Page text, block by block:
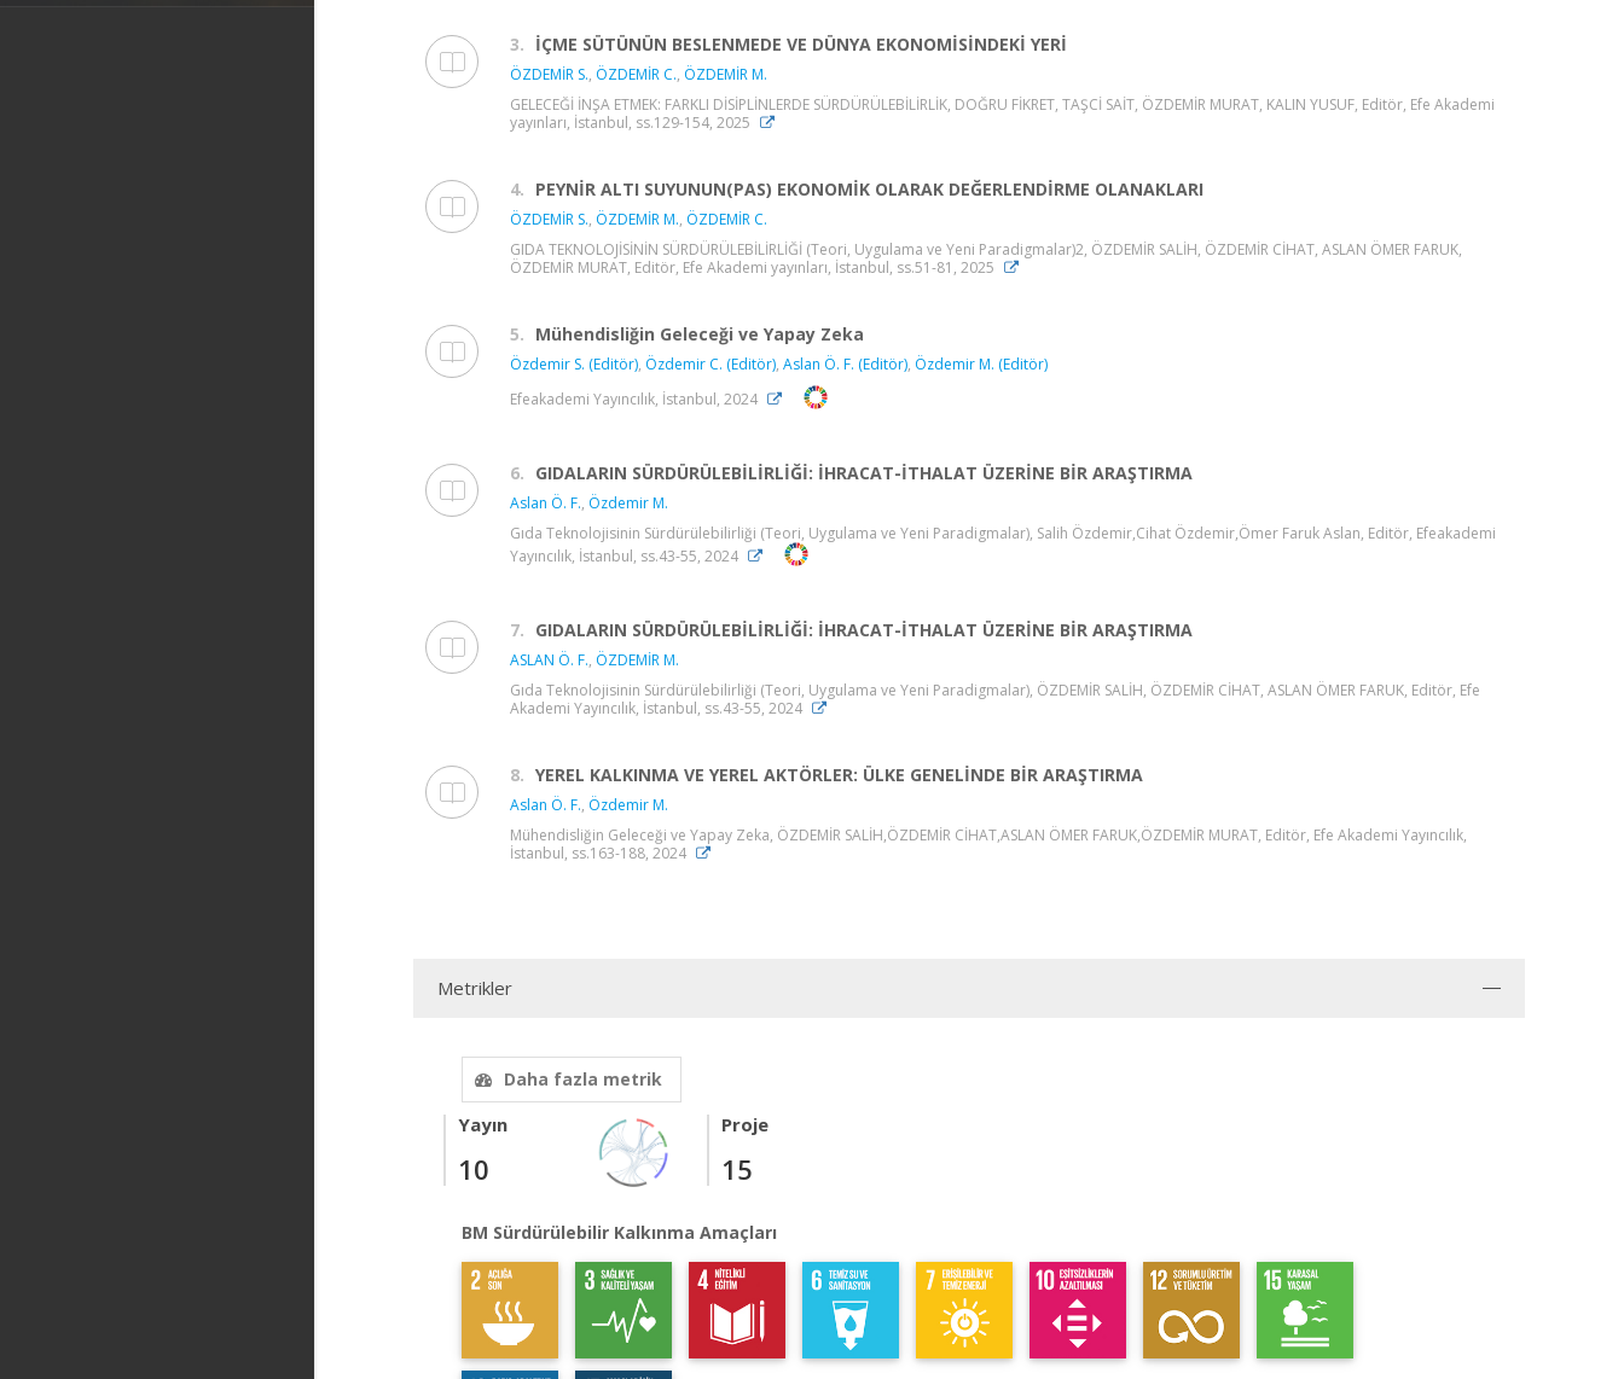
3. İÇME SÜTÜNÜN BESLENMEDE VE DÜNYA EKONOMİSİNDEKİ YERİ
ÖZDEMİR S., ÖZDEMİR C., ÖZDEMİR M.
GELECEĞİ İNŞA ETMEK: FARKLI DİSİPLİNLERDE SÜRDÜRÜLEBİLİRLİK, DOĞRU FİKRET, TAŞCİ SAİT, ÖZDEMİR MURAT, KALIN YUSUF, Editör, Efe Akademi
yayınları, İstanbul, ss.129-154, 2025
4. PEYNİR ALTI SUYUNUN(PAS) EKONOMİK OLARAK DEĞERLENDİRME OLANAKLARI
ÖZDEMİR S., ÖZDEMİR M., ÖZDEMİR C.
GIDA TEKNOLOJİSİNİN SÜRDÜRÜLEBİLİRLİĞİ (Teori, Uygulama ve Yeni Paradigmalar)2, ÖZDEMİR SALİH, ÖZDEMİR CİHAT, ASLAN ÖMER FARUK,
ÖZDEMİR MURAT, Editör, Efe Akademi yayınları, İstanbul, ss.51-81, 2025
5. Mühendisliğin Geleceği ve Yapay Zeka
Özdemir S. (Editör), Özdemir C. (Editör), Aslan Ö. F. (Editör), Özdemir M. (Editör)
Efeakademi Yayıncılık, İstanbul, 2024
6. GIDALARIN SÜRDÜRÜLEBİLİRLİĞİ: İHRACAT-İTHALAT ÜZERİNE BİR ARAŞTIRMA
Aslan Ö. F., Özdemir M.
Gıda Teknolojisinin Sürdürülebilirliği (Teori, Uygulama ve Yeni Paradigmalar), Salih Özdemir,Cihat Özdemir,Ömer Faruk Aslan, Editör, Efeakademi
Yayıncılık, İstanbul, ss.43-55, 2024
7. GIDALARIN SÜRDÜRÜLEBİLİRLİĞİ: İHRACAT-İTHALAT ÜZERİNE BİR ARAŞTIRMA
ASLAN Ö. F., ÖZDEMİR M.
Gıda Teknolojisinin Sürdürülebilirliği (Teori, Uygulama ve Yeni Paradigmalar), ÖZDEMİR SALİH, ÖZDEMİR CİHAT, ASLAN ÖMER FARUK, Editör, Efe
Akademi Yayıncılık, İstanbul, ss.43-55, 2024
8. YEREL KALKINMA VE YEREL AKTÖRLER: ÜLKE GENELİNDE BİR ARAŞTIRMA
Aslan Ö. F., Özdemir M.
Mühendisliğin Geleceği ve Yapay Zeka, ÖZDEMİR SALİH,ÖZDEMİR CİHAT,ASLAN ÖMER FARUK,ÖZDEMİR MURAT, Editör, Efe Akademi Yayıncılık,
İstanbul, ss.163-188, 2024
Metrikler
Daha fazla metrik
Yayın
10
Proje
15
BM Sürdürülebilir Kalkınma Amaçları